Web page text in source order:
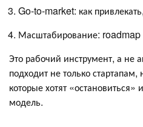
Go-to-market: как
Масштабирование:
Это рабочий инструмент, а не
подходит не только
которые хотят «остановиться»
модель.